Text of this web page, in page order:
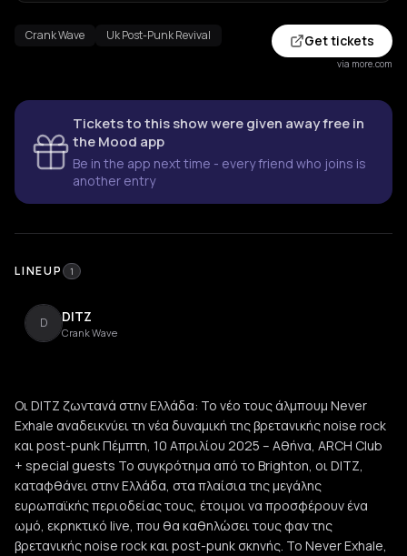
Crank Wave Uk Post-Punk Revival Get tickets
via more.com
Tickets to this show were given away free in
the Mood app
Be in the app next time - every friend who joins is
another entry
LINEUP 1
D DITZ
Crank Wave
Οι DITZ ζωντανά στην Ελλάδα: Το νέο τους άλμπουμ Never
Exhale αναδεικνύει τη νέα δυναμική της βρετανικής noise rock
και post-punk Πέμπτη, 10 Απριλίου 2025 – Αθήνα, ARCH Club
+ special guests Το συγκρότημα από το Brighton, οι DITZ,
καταφθάνει στην Ελλάδα, στα πλαίσια της μεγάλης
ευρωπαϊκής περιοδείας τους, έτοιμοι να προσφέρουν ένα
ωμό, εκρηκτικό live, που θα καθηλώσει τους φαν της
βρετανικής noise rock και post-punk σκηνής. Το Never Exhale,